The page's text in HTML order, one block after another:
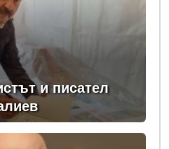
и писател